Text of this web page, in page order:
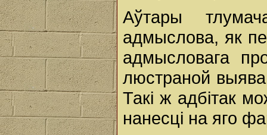
Аўтары
адмыслова, як
адмысловага
люстраной
Такі ж адбітак
нанесці на яго